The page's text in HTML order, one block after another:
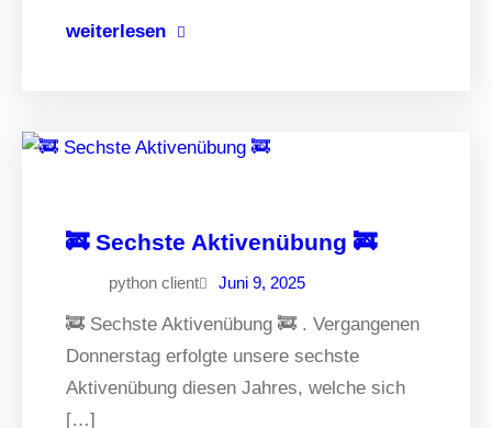
weiterlesen
🚒 Sechste Aktivenübung 🚒
python client Juni 9, 2025
🚒 Sechste Aktivenübung 🚒 . Vergangenen
Donnerstag erfolgte unsere sechste
Aktivenübung diesen Jahres, welche sich
[…]